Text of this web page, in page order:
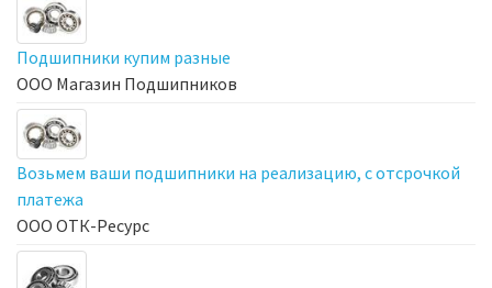
Подшипники купим разные
ООО Магазин Подшипников
Возьмем ваши подшипники на реализацию, с отсрочкой
платежа
ООО ОТК-Ресурс